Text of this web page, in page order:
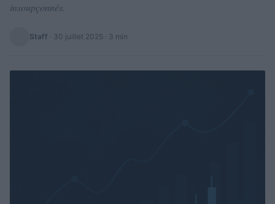
insoupçonnés.
Staff · 30 juillet 2025 · 3 min